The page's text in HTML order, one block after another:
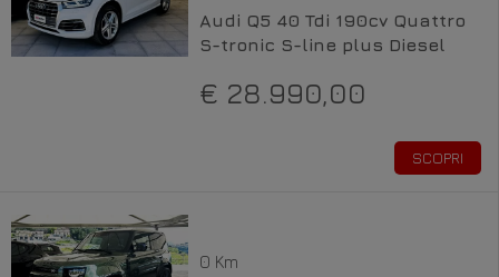
Audi Q5 40 Tdi 190cv Quattro
S-tronic S-line plus Diesel
€ 28.990,00
SCOPRI
0 Km